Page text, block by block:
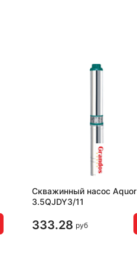
Скважинный насос Aquor
3.5QJDY3/11
333.28 руб